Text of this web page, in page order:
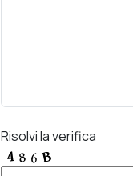
Risolvi la verifica